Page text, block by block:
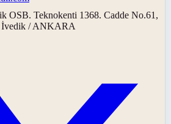
OSB. Teknokenti 1368. Cadde No.61,
İvedik / ANKARA